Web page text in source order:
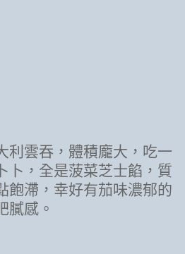
利雲吞，體積龐大，吃一
卜，全是菠菜芝士餡，質
飽滯，幸好有茄味濃郁的
膩感。